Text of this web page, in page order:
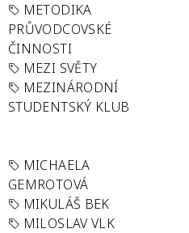
METODIKA
PRŮVODCOVSKÉ
ČINNOSTI
MEZI SVĚTY
MEZINÁRODNÍ
STUDENTSKÝ KLUB
MICHAELA
GEMROTOVÁ
MIKULÁŠ BEK
MILOSLAV VLK